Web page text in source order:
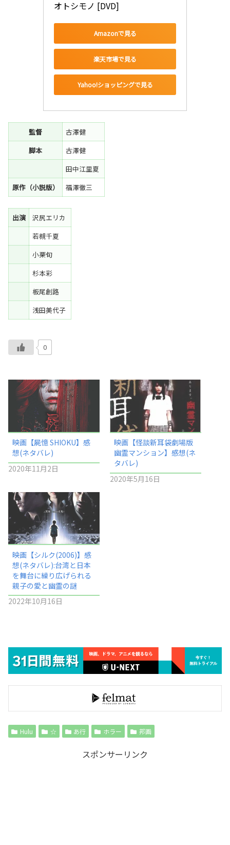
オトシモノ [DVD]
Amazonで見る
楽天市場で見る
Yahoo!ショッピングで見る
監督
古澤健
脚本
古澤健
田中江里夏
原作（小説版）
福澤徹三
出演
沢尻エリカ
若槻千夏
小栗旬
杉本彩
板尾創路
浅田美代子
0
映画【屍憶 SHIOKU】感
想(ネタバレ)
2020年11月2日
映画【怪談新耳袋劇場版
幽霊マンション】感想(ネ
タバレ)
2020年5月16日
映画【シルク(2006)】感
想(ネタバレ):台湾と日本
を舞台に繰り広げられる
親子の愛と幽霊の謎
2022年10月16日
Hulu ☆ あ行 ホラー 邦画
スポンサーリンク